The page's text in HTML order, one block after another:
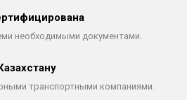
необходимыми документами.
транспортными компаниями.